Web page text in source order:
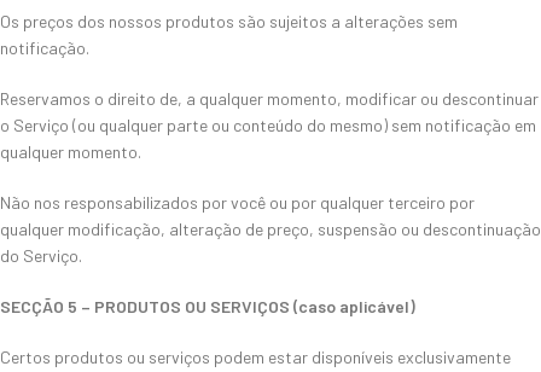
Os preços dos nossos produtos são sujeitos a alterações sem
notificação.
Reservamos o direito de, a qualquer momento, modificar ou descontinuar
o Serviço (ou qualquer parte ou conteúdo do mesmo) sem notificação em
qualquer momento.
Não nos responsabilizados por você ou por qualquer terceiro por
qualquer modificação, alteração de preço, suspensão ou descontinuação
do Serviço.
SECÇÃO 5 – PRODUTOS OU SERVIÇOS (caso aplicável)
Certos produtos ou serviços podem estar disponíveis exclusivamente